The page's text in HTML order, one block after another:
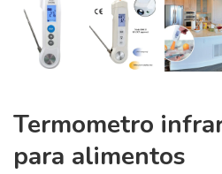
Termometro
para alimentos